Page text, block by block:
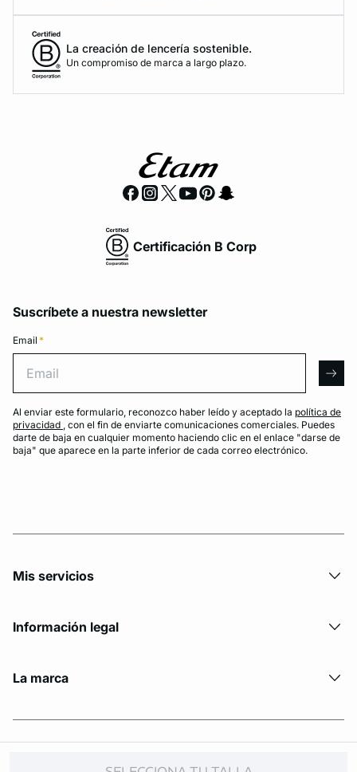
La creación de lencería sostenible.
Un compromiso de marca a largo plazo.
Certificación B Corp
Suscríbete a nuestra newsletter
Email *
Al enviar este formulario, reconozco haber leído y aceptado la política de
privacidad , con el fin de enviarte comunicaciones comerciales. Puedes
darte de baja en cualquier momento haciendo clic en el enlace "darse de
baja" que aparece en la parte inferior de cada correo electrónico.
Mis servicios
Información legal
La marca